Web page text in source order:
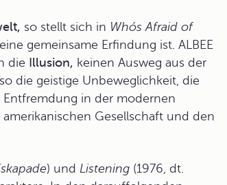
so stellt sich in Whós Afraid of
gemeinsame Erfindung ist. ALBEE
die Illusion, keinen Ausweg aus der
die geistige Unbeweglichkeit, die
in der modernen
amerikanischen Gesellschaft und den
) und Listening (1976, dt.